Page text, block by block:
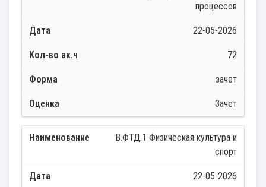
процессов
22-05-2026
72
зачет
Зачет
В.ФТД.1 Физическая культура и
спорт
22-05-2026